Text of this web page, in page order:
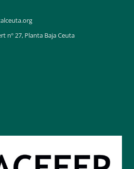
nº 27, Planta Baja Ceuta